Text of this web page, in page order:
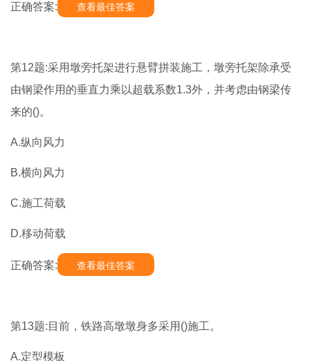
正确答案: 查看最佳答案
第12题:采用墩旁托架进行悬臂拼装施工，墩旁托架除承受
由钢梁作用的垂直力乘以超载系数1.3外，并考虑由钢梁传
来的()。
A.纵向风力
B.横向风力
C.施工荷载
D.移动荷载
正确答案: 查看最佳答案
第13题:目前，铁路高墩墩身多采用()施工。
A.定型模板